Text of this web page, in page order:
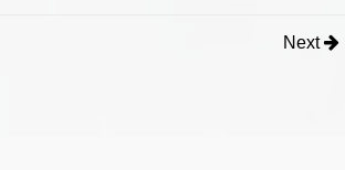
Next